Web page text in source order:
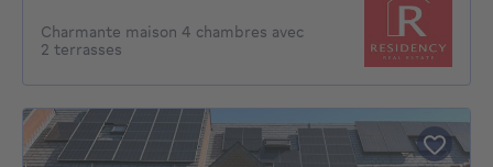
Charmante maison 4 chambres avec
2 terrasses